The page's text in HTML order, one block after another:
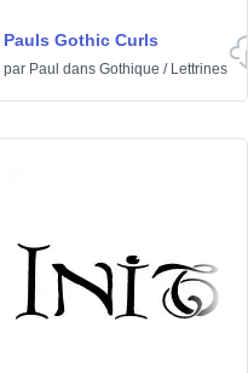
Pauls Gothic Curls
par Paul dans Gothique / Lettrines